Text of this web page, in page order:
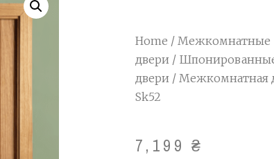
Home / Межкомнатные
двери /
двери / Межкомнатная
Sk52
7,199₴